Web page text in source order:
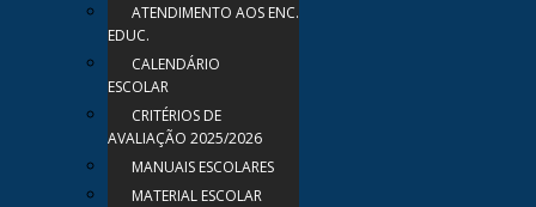
ATENDIMENTO AOS ENC.
EDUC.
CALENDÁRIO
ESCOLAR
CRITÉRIOS DE
AVALIAÇÃO 2025/2026
MANUAIS ESCOLARES
MATERIAL ESCOLAR